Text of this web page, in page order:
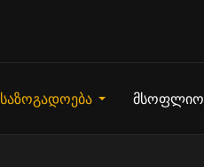
საზოგადოება მსოფლიო